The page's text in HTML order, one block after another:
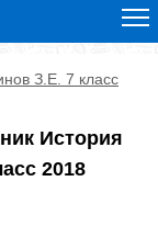
З.Е. 7 класс
История
2018